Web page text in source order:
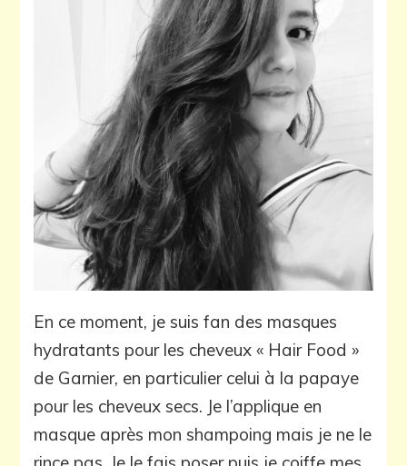
En ce moment, je suis fan des masques
hydratants pour les cheveux « Hair Food »
de Garnier, en particulier celui à la papaye
pour les cheveux secs. Je l’applique en
masque après mon shampoing mais je ne le